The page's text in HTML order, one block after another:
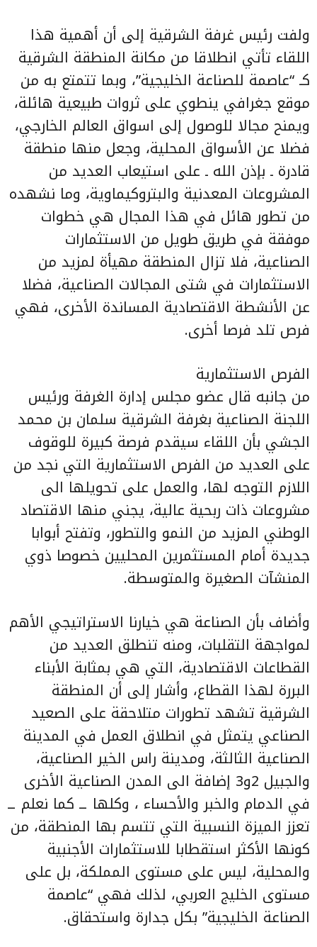
ولفت رئيس غرفة الشرقية إلى أن أهمية هذا
اللقاء تأتي انطلاقا من مكانة المنطقة الشرقية
كـ “عاصمة للصناعة الخليجية”، وبما تتمتع به من
موقع جغرافي ينطوي على ثروات طبيعية هائلة،
ويمنح مجالا للوصول إلى اسواق العالم الخارجي،
فضلا عن الأسواق المحلية، وجعل منها منطقة
قادرة ـ بإذن الله ـ على استيعاب العديد من
المشروعات المعدنية والبتروكيماوية، وما نشهده
من تطور هائل في هذا المجال هي خطوات
موفقة في طريق طويل من الاستثمارات
الصناعية، فلا تزال المنطقة مهيأة لمزيد من
الاستثمارات في شتى المجالات الصناعية، فضلا
عن الأنشطة الاقتصادية المساندة الأخرى، فهي
فرص تلد فرصا أخرى.
الفرص الاستثمارية
من جانبه قال عضو مجلس إدارة الغرفة ورئيس
اللجنة الصناعية بغرفة الشرقية سلمان بن محمد
الجشي بأن اللقاء سيقدم فرصة كبيرة للوقوف
على العديد من الفرص الاستثمارية التي نجد من
اللازم التوجه لها، والعمل على تحويلها الى
مشروعات ذات ربحية عالية، يجني منها الاقتصاد
الوطني المزيد من النمو والتطور، وتفتح أبوابا
جديدة أمام المستثمرين المحليين خصوصا ذوي
المنشآت الصغيرة والمتوسطة.
وأضاف بأن الصناعة هي خيارنا الاستراتيجي الأهم
لمواجهة التقلبات، ومنه تنطلق العديد من
القطاعات الاقتصادية، التي هي بمثابة الأبناء
البررة لهذا القطاع، وأشار إلى أن المنطقة
الشرقية تشهد تطورات متلاحقة على الصعيد
الصناعي يتمثل في انطلاق العمل في المدينة
الصناعية الثالثة، ومدينة راس الخير الصناعية،
والجبيل 2و3 إضافة الى المدن الصناعية الأخرى
في الدمام والخبر والأحساء ، وكلها ــ كما نعلم ــ
تعزز الميزة النسبية التي تتسم بها المنطقة، من
كونها الأكثر استقطابا للاستثمارات الأجنبية
والمحلية، ليس على مستوى المملكة، بل على
مستوى الخليج العربي، لذلك فهي “عاصمة
الصناعة الخليجية” بكل جدارة واستحقاق.